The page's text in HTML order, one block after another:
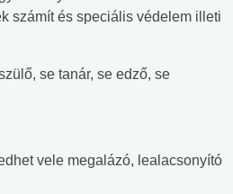
számít és speciális védelem illeti
se tanár, se edző, se
vele megalázó, lealacsonyító